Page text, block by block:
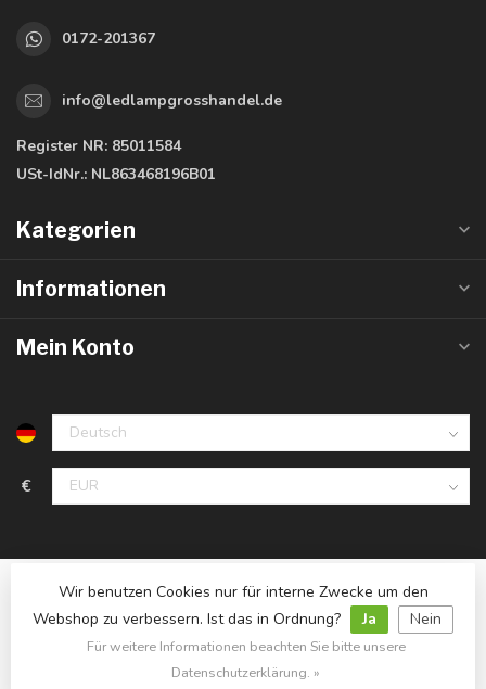
0172-201367
info@ledlampgrosshandel.de
Register NR: 85011584
USt-IdNr.: NL863468196B01
Kategorien
Informationen
Mein Konto
€
© Copyright 2026 LedlampGrosshandel.de- Powered by
Lightspeed- Theme byDyvelopment
Wir benutzen Cookies nur für interne Zwecke um den
Webshop zu verbessern. Ist das in Ordnung?
Ja Nein
Für weitere Informationen beachten Sie bitte unsere
Datenschutzerklärung. »